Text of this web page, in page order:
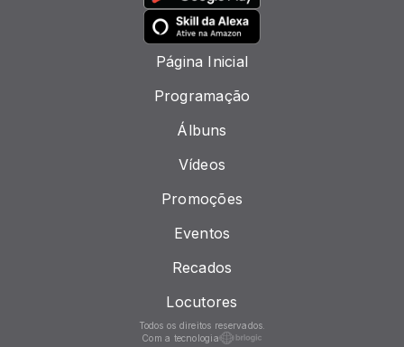
Página Inicial
Programação
Álbuns
Vídeos
Promoções
Eventos
Recados
Locutores
Todos os direitos reservados.
Com a tecnologia